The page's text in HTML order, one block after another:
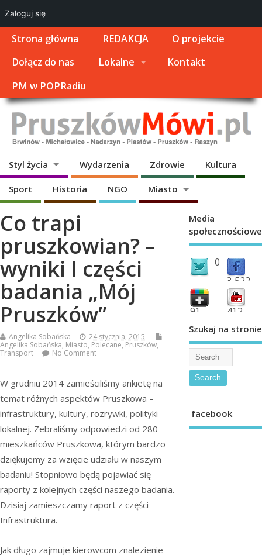
Strona główna REDAKCJA
O projekcie
Dołącz do nas
Lokalne
Kontakt
PM w POPRadiu
Styl życia Wydarzenia Zdrowie Kultura
Sport Historia NGO Miasto
Co trapi
pruszkowian? –
wyniki I części
badania „Mój
Pruszków”
Angelika Sobańska
24 stycznia, 2015
Angelika Sobańska, Miasto, Polecane, Pruszków,
Transport
No Comment
W grudniu 2014 zamieściliśmy ankietę na
temat różnych aspektów Pruszkowa –
infrastruktury, kultury, rozrywki, polityki
lokalnej. Zebraliśmy odpowiedzi od 280
mieszkańców Pruszkowa, którym bardzo
dziękujemy za wzięcie udziału w naszym
badaniu! Stopniowo będą pojawiać się
raporty z kolejnych części naszego badania.
Dzisiaj zamieszczamy raport z części
Infrastruktura.
Jak długo zajmuje kierowcom znalezienie
Media
społecznościowe
0
followers 3,522
fans
91 412
Szukaj na stronie
facebook
Zaloguj się